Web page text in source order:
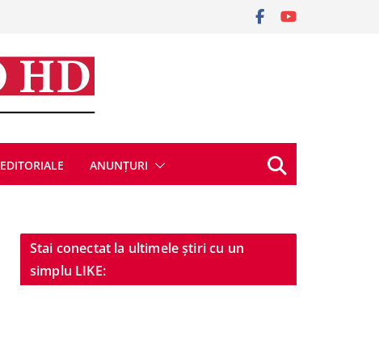
EDITORIALE ANUNȚURI
Stai conectat la ultimele știri cu un
simplu LIKE: